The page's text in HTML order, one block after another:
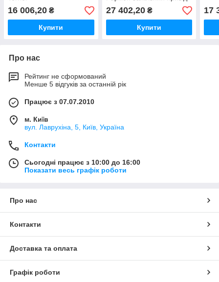
16 006,20 ₴
Купити
+ WI-Fi
27 402,20₴
Купити
17
Про нас
Рейтинг не сформований
Менше 5 відгуків за останній рік
Працює з 07.07.2010
м. Київ
вул. Лаврухіна, 5, Київ, Україна
Контакти
Сьогодні працює з 10:00 до 16:00
Показати весь графік роботи
Про нас
Контакти
Доставка та оплата
Графік роботи